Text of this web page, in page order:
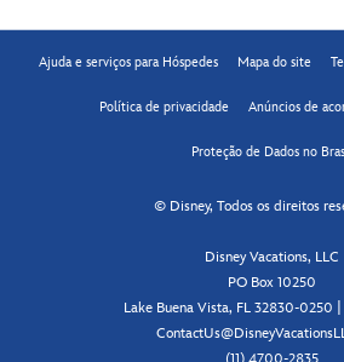
Ajuda e serviços para Hóspedes Mapa do site
Política de privacidade Anúncios de
Proteção de Dados no
© Disney, Todos os direitos
Disney Vacations, LLC
PO Box 10250
Lake Buena Vista, FL 32830-0250